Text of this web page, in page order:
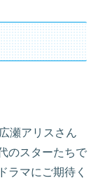
瀬アリスさん
のスターたちで
ラマにご期待く